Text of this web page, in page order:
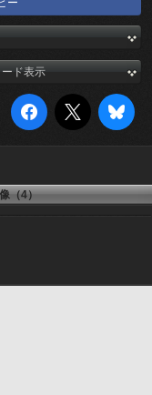
ー
ド表示
（4）